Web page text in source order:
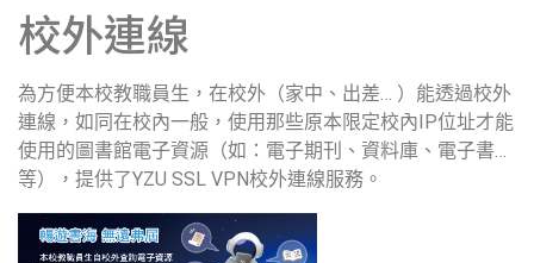
校外連線
為方便本校教職員生，在校外（家中、出差… ）能透過校外
連線，如同在校內一般，使用那些原本限定校內IP位址才能
使用的圖書館電子資源（如：電子期刊、資料庫、電子書…
等），提供了YZU SSL VPN校外連線服務。